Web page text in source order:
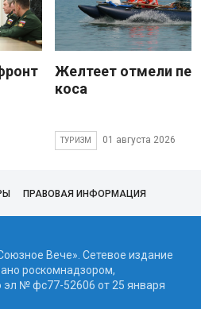
Желтеет отмели
коса
ТУРИЗМ 01 августа 2026
ПРАВОВАЯ ИНФОРМАЦИЯ
Вече». Сетевое издание
роскомнадзором,
эл № фc77-52606 от 25 января